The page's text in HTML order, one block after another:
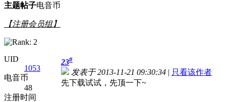
主题帖子电音币
【注册会员组】
UID
1053
电音币
48
注册时间
23#
发表于 2013-11-21 09:30:34 | 只看该作者
先下载试试，先顶一下~